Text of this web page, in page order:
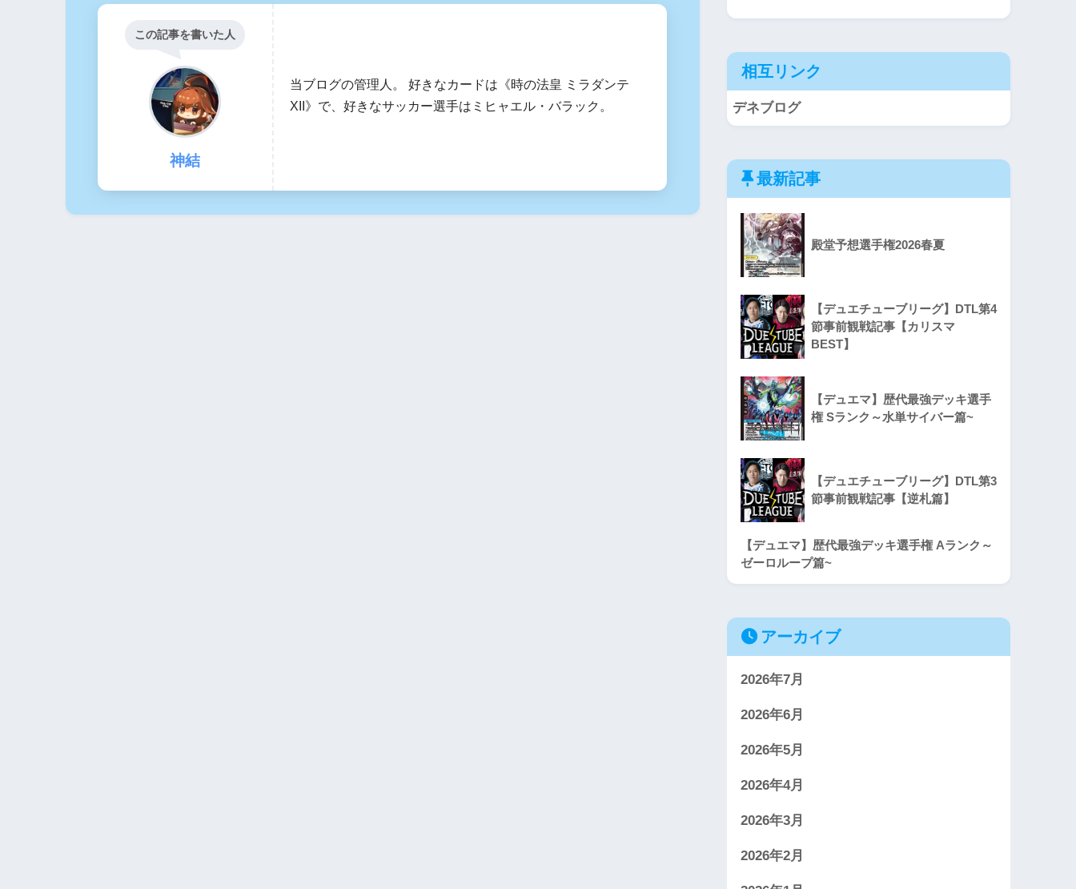
この記事を書いた人
神結
当ブログの管理人。 好きなカードは《時の法皇 ミラダンテ
XII》で、好きなサッカー選手はミヒャエル・バラック。
相互リンク
デネブログ
最新記事
殿堂予想選手権2026春夏
【デュエチューブリーグ】DTL第4
節事前観戦記事【カリスマ
BEST】
【デュエマ】歴代最強デッキ選手
権 Sランク～水単サイバー篇~
【デュエチューブリーグ】DTL第3
節事前観戦記事【逆札篇】
【デュエマ】歴代最強デッキ選手権 Aランク～
ゼーロループ篇~
アーカイブ
2026年7月
2026年6月
2026年5月
2026年4月
2026年3月
2026年2月